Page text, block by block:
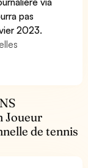
pas
2023.
Joueur
de tennis